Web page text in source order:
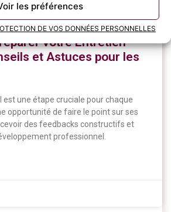
les préférences
DE VOS DONNÉES PERSONNELLES
votre Entretien
et Astuces pour les
est une étape cruciale pour chaque
opportunité de faire le point sur ses
des feedbacks constructifs et
professionnel.